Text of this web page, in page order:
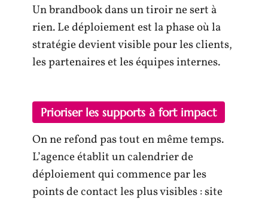
Un brandbook dans un tiroir ne sert à
rien. Le déploiement est la phase où la
stratégie devient visible pour les clients,
les partenaires et les équipes internes.
Prioriser les supports à fort impact
On ne refond pas tout en même temps.
L’agence établit un calendrier de
déploiement qui commence par les
points de contact les plus visibles : site